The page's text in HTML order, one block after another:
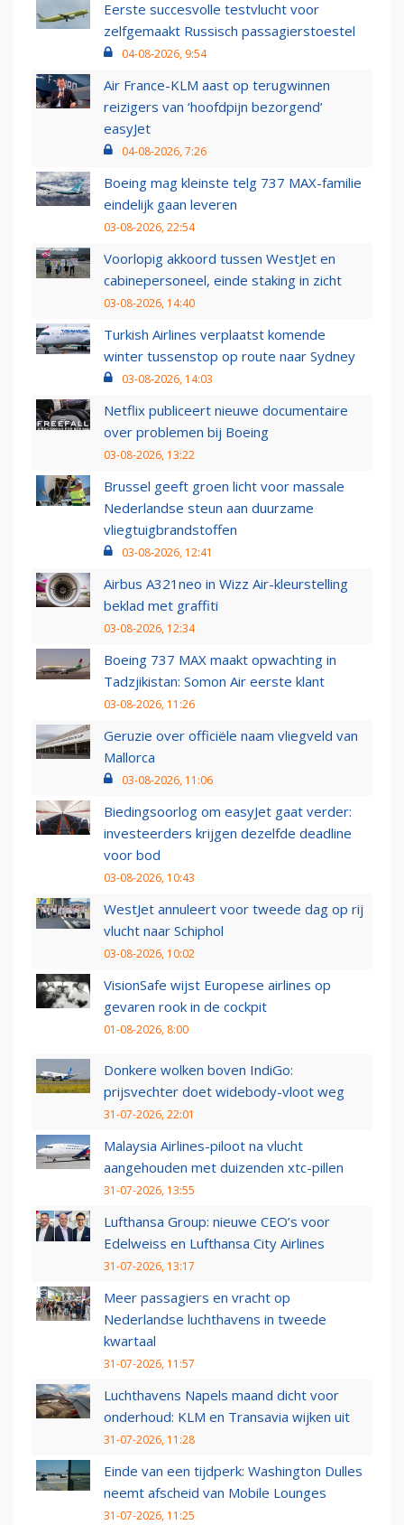
Eerste succesvolle testvlucht voor
zelfgemaakt Russisch passagierstoestel
04-08-2026, 9:54
Air France-KLM aast op terugwinnen
reizigers van ‘hoofdpijn bezorgend’
easyJet
04-08-2026, 7:26
Boeing mag kleinste telg 737 MAX-familie
eindelijk gaan leveren
03-08-2026, 22:54
Voorlopig akkoord tussen WestJet en
cabinepersoneel, einde staking in zicht
03-08-2026, 14:40
Turkish Airlines verplaatst komende
winter tussenstop op route naar Sydney
03-08-2026, 14:03
Netflix publiceert nieuwe documentaire
over problemen bij Boeing
03-08-2026, 13:22
Brussel geeft groen licht voor massale
Nederlandse steun aan duurzame
vliegtuigbrandstoffen
03-08-2026, 12:41
Airbus A321neo in Wizz Air-kleurstelling
beklad met graffiti
03-08-2026, 12:34
Boeing 737 MAX maakt opwachting in
Tadzjikistan: Somon Air eerste klant
03-08-2026, 11:26
Geruzie over officiële naam vliegveld van
Mallorca
03-08-2026, 11:06
Biedingsoorlog om easyJet gaat verder:
investeerders krijgen dezelfde deadline
voor bod
03-08-2026, 10:43
WestJet annuleert voor tweede dag op rij
vlucht naar Schiphol
03-08-2026, 10:02
VisionSafe wijst Europese airlines op
gevaren rook in de cockpit
01-08-2026, 8:00
Donkere wolken boven IndiGo:
prijsvechter doet widebody-vloot weg
31-07-2026, 22:01
Malaysia Airlines-piloot na vlucht
aangehouden met duizenden xtc-pillen
31-07-2026, 13:55
Lufthansa Group: nieuwe CEO’s voor
Edelweiss en Lufthansa City Airlines
31-07-2026, 13:17
Meer passagiers en vracht op
Nederlandse luchthavens in tweede
kwartaal
31-07-2026, 11:57
Luchthavens Napels maand dicht voor
onderhoud: KLM en Transavia wijken uit
31-07-2026, 11:28
Einde van een tijdperk: Washington Dulles
neemt afscheid van Mobile Lounges
31-07-2026, 11:25